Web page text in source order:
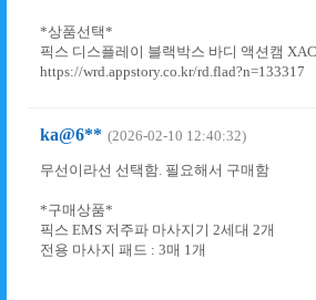
*상품선택*
픽스 디스플레이 블랙박스 바디 액션캠
https://wrd.appstory.co.kr/rd.flad?n=133317
ka@6** (2026-02-10 12:40:32)
무선이라선 선택함. 필요해서 구매함
*구매상품*
픽스 EMS 저주파 마사지기 2세대 2개
전용 마사지 패드 : 3매 1개